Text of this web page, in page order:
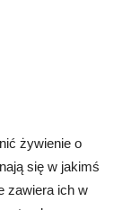
żywienie o
się w jakimś
zawiera ich w